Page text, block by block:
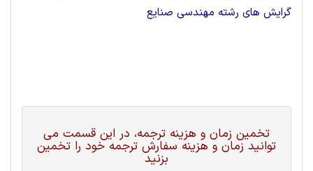
گرایش های رشته مهندسی صنايع
تخمین زمان و هزینه ترجمه، در این قسمت می
توانید زمان و هزینه سفارش ترجمه خود را تخمین
بزنید